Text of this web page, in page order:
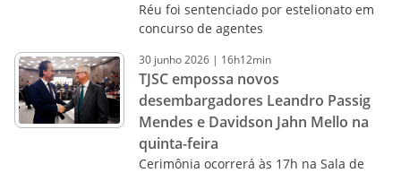
Réu foi sentenciado por estelionato em
concurso de agentes
30 junho2026 | 16h12min
TJSC empossa novos
desembargadores Leandro Passig
Mendes e Davidson Jahn Mello na
quinta-feira
Cerimônia ocorrerá às 17h na Sala de